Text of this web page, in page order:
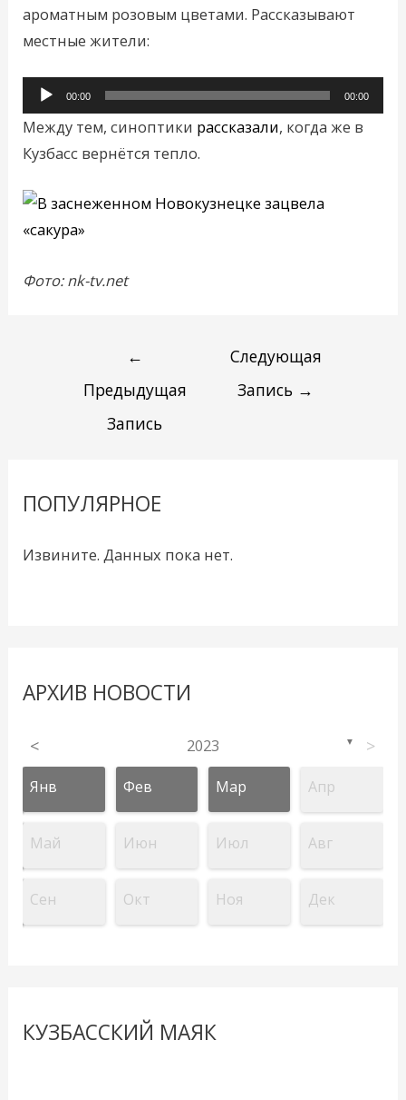
ароматным розовым цветами. Рассказывают
местные жители:
Аудиоплеер
00:00 00:00
Между тем, синоптики рассказали, когда же в
Кузбасс вернётся тепло.
Фото: nk-tv.net
←
Предыдущая
Запись
Следующая
Запись →
ПОПУЛЯРНОЕ
Извините. Данных пока нет.
АРХИВ НОВОСТИ
< 2023 ▼ >
Янв Фев Мар Апр
Май Июн Июл Авг
Сен Окт Ноя Дек
КУЗБАССКИЙ МАЯК